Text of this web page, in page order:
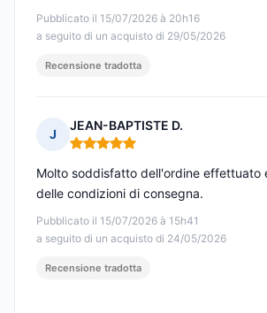
Pubblicato il 15/07/2026 à 20h16
a seguito di un acquisto di 29/05/2026
Recensione tradotta
J
JEAN-BAPTISTE D.
Nota: 5 su 5
Pubblicato il 15/07/2026 à 15h41
a seguito di un acquisto di 24/05/2026
Molto soddisfatto dell'ordine effettuato
delle condizioni di consegna.
Recensione tradotta